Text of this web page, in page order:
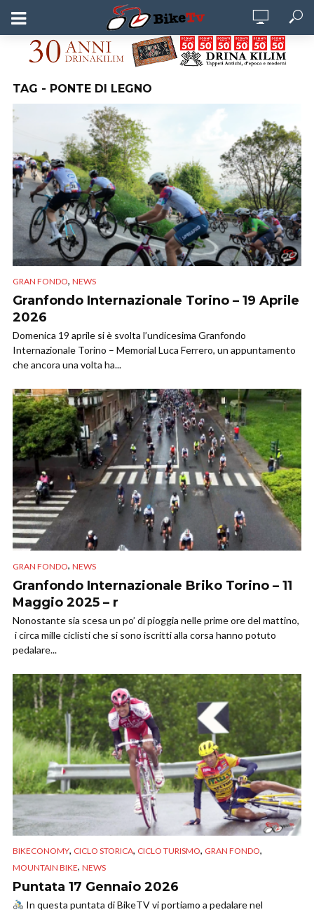
TAG - PONTE DI LEGNO
GRAN FONDO, NEWS
Granfondo Internazionale Torino – 19 Aprile
2026
Domenica 19 aprile si è svolta l’undicesima Granfondo
Internazionale Torino – Memorial Luca Ferrero, un appuntamento
che ancora una volta ha...
GRAN FONDO, NEWS
Granfondo Internazionale Briko Torino – 11
Maggio 2025 – r
Nonostante sia scesa un po’ di pioggia nelle prime ore del mattino,
i circa mille ciclisti che si sono iscritti alla corsa hanno potuto
pedalare...
BIKECONOMY, CICLO STORICA, CICLO TURISMO, GRAN FONDO,
MOUNTAIN BIKE, NEWS
Puntata 17 Gennaio 2026
In questa puntata di BikeTV vi portiamo a pedalare nel